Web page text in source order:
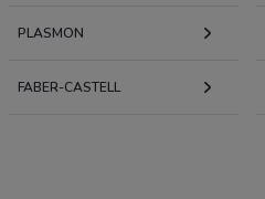
PLASMON
FABER-CASTELL